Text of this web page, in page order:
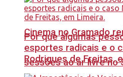
Cinema no Gramado
sessões ao ar livre no
Por que algumas
esportes radicais e o
Rodrigues de Freitas,